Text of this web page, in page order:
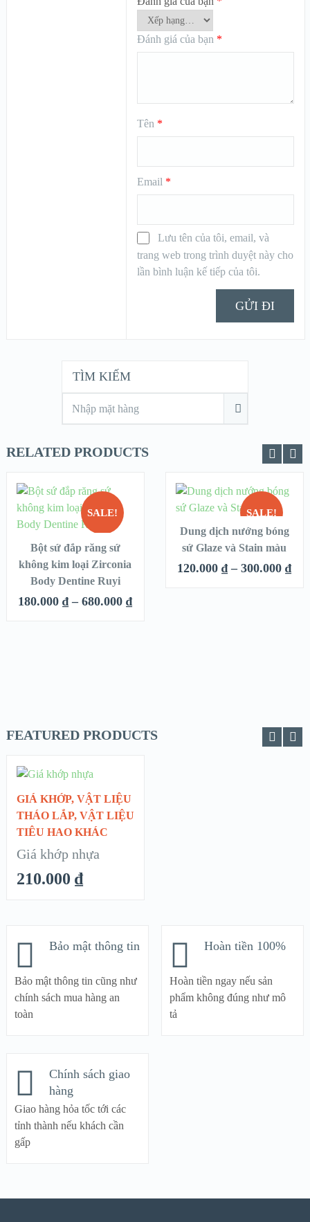
Đánh giá của bạn *
Tên *
Email *
Lưu tên của tôi, email, và
trang web trong trình duyệt này cho
lần bình luận kế tiếp của tôi.
TÌM KIẾM
RELATED PRODUCTS
SALE!
HẾT
HÀNG
QUICK LOOK
VIEW DETAILS
CHỌN
Bột sứ đắp răng sứ
không kim loại Zirconia
Body Dentine Ruyi
180.000₫ – 680.000₫
SALE!
QUICK LOOK
VIEW DETAILS
CHỌN
Dung dịch nướng bóng
sứ Glaze và Stain màu
120.000₫ – 300.000₫
FEATURED PRODUCTS
QUICK LOOK
VIEW DETAILS
CHỌN
GIÁ KHỚP, VẬT LIỆU
THÁO LẮP, VẬT LIỆU
TIÊU HAO KHÁC
Giá khớp nhựa
210.000 ₫
Bảo mật thông tin
Bảo mật thông tin cũng như
chính sách mua hàng an
toàn
Hoàn tiền 100%
Hoàn tiền ngay nếu sản
phẩm không đúng như mô
tả
Chính sách giao
hàng
Giao hàng hỏa tốc tới các
tỉnh thành nếu khách cần
gấp